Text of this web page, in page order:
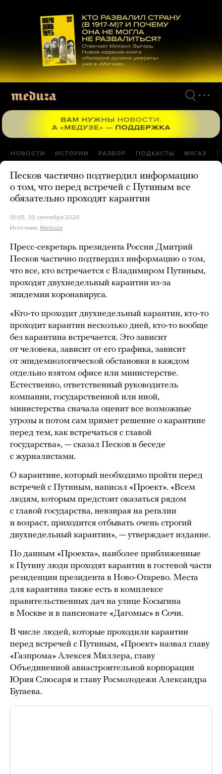
материалам
НОВОСТИ ИСТОРИИ РАЗБОР ПОДКАСТЫ МАГАЗ
Песков частично подтвердил информацию
о том, что перед встречей с Путиным все
обязательно проходят карантин
10:05, 30 сентября 2020
Источник: Meduza
Пресс-секретарь президента России Дмитрий
Песков частично подтвердил информацию о том,
что все, кто встречается с Владимиром Путиным,
проходят двухнедельный карантин из-за
эпидемии коронавируса.
«Кто-то проходит двухнедельный карантин, кто-то
проходит карантин несколько дней, кто-то вообще
без карантина встречается. Это зависит
от человека, зависит от его графика, зависит
от эпидемиологической обстановки в каждом
отдельно взятом офисе или министерстве.
Естественно, ответственный руководитель
компании, государственной или иной,
министерства сначала оценит все возможные
угрозы и потом сам примет решение о карантине
перед тем, как встречаться с главой
государства», — сказал Песков в беседе
с журналистами.
О карантине, который необходимо пройти перед
встречей с Путиным, написал «Проект». «Всем
людям, которым предстоит оказаться рядом
с главой государства, невзирая на регалии
и возраст, приходится отбывать очень строгий
двухнедельный карантин», — утверждает издание.
По данным «Проекта», наиболее приближенные
к Путину люди проходят карантин в гостевой части
резиденции президента в Ново-Огарево. Места
для карантина также есть в комплексе
правительственных дач на улице Косыгина
в Москве и в пансионате «Дагомыс» в Сочи.
В числе людей, которые проходили карантин
перед встречей с Путиным, «Проект» назвал главу
«Газпрома» Алексея Миллера, главу
Объединенной авиастроительной корпорации
Юрия Слюсаря и главу Росмолодежи Александра
Бугаева.